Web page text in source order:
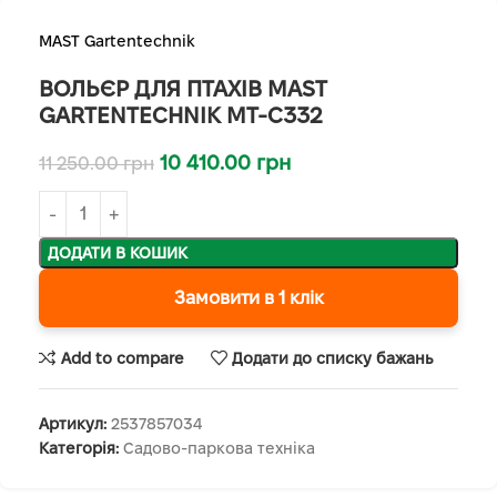
MAST Gartentechnik
ВОЛЬЄР ДЛЯ ПТАХІВ MAST
GARTENTECHNIK MT-C332
11 250.00грн 10 410.00 грн
ДОДАТИ В КОШИК
Замовити в 1 клік
Add to compare Додати до списку бажань
Артикул: 2537857034
Категорія: Садово-паркова техніка